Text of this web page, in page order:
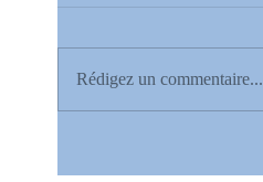
Rédigez un commentaire...